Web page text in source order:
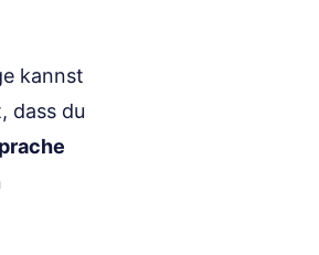
kannst
dass du